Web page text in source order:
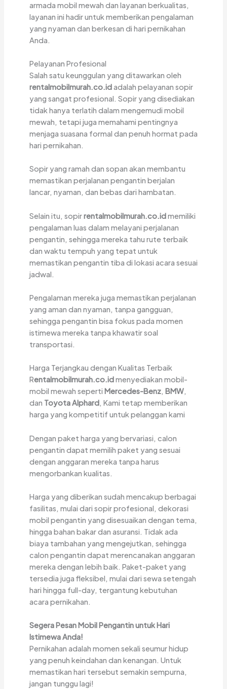
armada mobil mewah dan layanan berkualitas,
layanan ini hadir untuk memberikan pengalaman
yang nyaman dan berkesan di hari pernikahan
Anda.
Pelayanan Profesional
Salah satu keunggulan yang ditawarkan oleh
rentalmobilmurah.co.idadalah pelayanan sopir
yang sangat profesional. Sopir yang disediakan
tidak hanya terlatih dalam mengemudi mobil
mewah, tetapi juga memahami pentingnya
menjaga suasana formal dan penuh hormat pada
hari pernikahan.
Sopir yang ramah dan sopan akan membantu
memastikan perjalanan pengantin berjalan
lancar, nyaman, dan bebas dari hambatan.
Selain itu, sopirrentalmobilmurah.co.idmemiliki
pengalaman luas dalam melayani perjalanan
pengantin, sehingga mereka tahu rute terbaik
dan waktu tempuh yang tepat untuk
memastikan pengantin tiba di lokasi acara sesuai
jadwal.
Pengalaman mereka juga memastikan perjalanan
yang aman dan nyaman, tanpa gangguan,
sehingga pengantin bisa fokus pada momen
istimewa mereka tanpa khawatir soal
transportasi.
Harga Terjangkau dengan Kualitas Terbaik
Rentalmobilmurah.co.idmenyediakan mobil-
mobil mewah seperti Mercedes-Benz, BMW,
dan Toyota Alphard, Kami tetap memberikan
harga yang kompetitif untuk pelanggan kami
Dengan paket harga yang bervariasi, calon
pengantin dapat memilih paket yang sesuai
dengan anggaran mereka tanpa harus
mengorbankan kualitas.
Harga yang diberikan sudah mencakup berbagai
fasilitas, mulai dari sopir profesional, dekorasi
mobil pengantin yang disesuaikan dengan tema,
hingga bahan bakar dan asuransi. Tidak ada
biaya tambahan yang mengejutkan, sehingga
calon pengantin dapat merencanakan anggaran
mereka dengan lebih baik. Paket-paket yang
tersedia juga fleksibel, mulai dari sewa setengah
hari hingga full-day, tergantung kebutuhan
acara pernikahan.
Segera Pesan Mobil Pengantin untuk Hari
Istimewa Anda!
Pernikahan adalah momen sekali seumur hidup
yang penuh keindahan dan kenangan. Untuk
memastikan hari tersebut semakin sempurna,
jangan tunggu lagi!